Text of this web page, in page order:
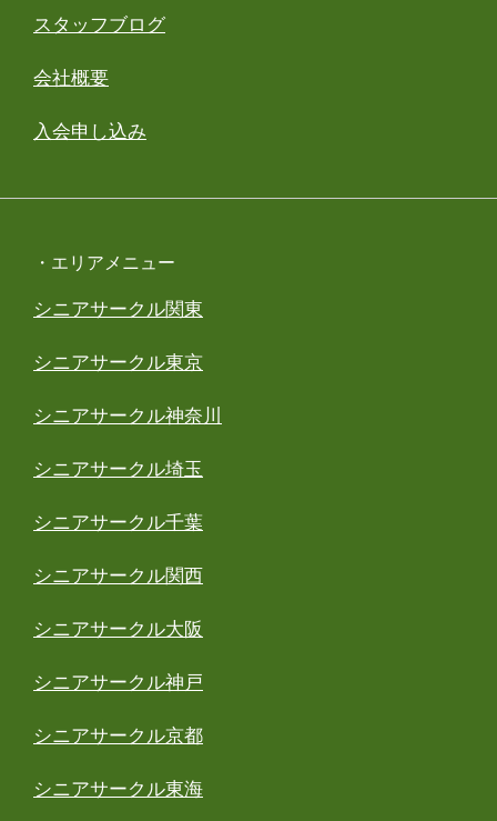
スタッフブログ
会社概要
入会申し込み
・エリアメニュー
シニアサークル関東
シニアサークル東京
シニアサークル神奈川
シニアサークル埼玉
シニアサークル千葉
シニアサークル関西
シニアサークル大阪
シニアサークル神戸
シニアサークル京都
シニアサークル東海